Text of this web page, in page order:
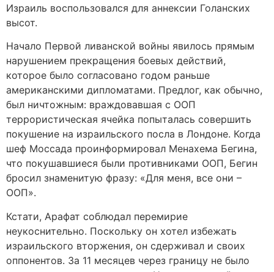
Израиль воспользовался для аннексии Голанских
высот.
Начало Первой ливанской войны явилось прямым
нарушением прекращения боевых действий,
которое было согласовано годом раньше
американскими дипломатами. Предлог, как обычно,
был ничтожным: враждовавшая с ООП
террористическая ячейка попыталась совершить
покушение на израильского посла в Лондоне. Когда
шеф Моссада проинформировал Менахема Бегина,
что покушавшиеся были противниками ООП, Бегин
бросил знаменитую фразу: «Для меня, все они –
ООП».
Кстати, Арафат соблюдал перемирие
неукоснительно. Поскольку он хотел избежать
израильского вторжения, он сдерживал и своих
оппонентов. За 11 месяцев через границу не было